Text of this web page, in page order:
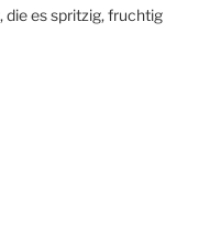
die es spritzig, fruchtig